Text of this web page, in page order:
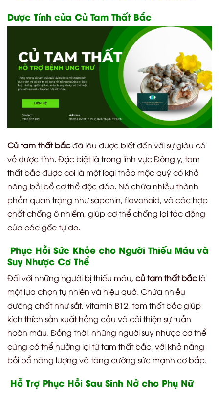
Dược Tính của Củ Tam Thất Bắc
Củ tam thất bắcđã lâu được biết đến với sự giàu có
về dược tính. Đặc biệt là trong lĩnh vực Đông y, tam
thất bắc được coi là một loại thảo mộc quý có khả
năng bồi bổ cơ thể độc đáo. Nó chứa nhiều thành
phần quan trọng như saponin, flavonoid, và các hợp
chất chống ô nhiễm, giúp cơ thể chống lại tác động
của các gốc tự do.
Phục Hồi Sức Khỏe cho Người Thiếu Máu và
Suy Nhược Cơ Thể
Đối với những người bị thiếu máu, củ tam thất bắclà
một lựa chọn tự nhiên và hiệu quả. Chứa nhiều
dưỡng chất như sắt, vitamin B12, tam thất bắc giúp
kích thích sản xuất hồng cầu và cải thiện sự tuần
hoàn máu. Đồng thời, những người suy nhược cơ thể
cũng có thể hưởng lợi từ tam thất bắc, với khả năng
bồi bổ năng lượng và tăng cường sức mạnh cơ bắp.
Hỗ Trợ Phục Hồi Sau Sinh Nở cho Phụ Nữ